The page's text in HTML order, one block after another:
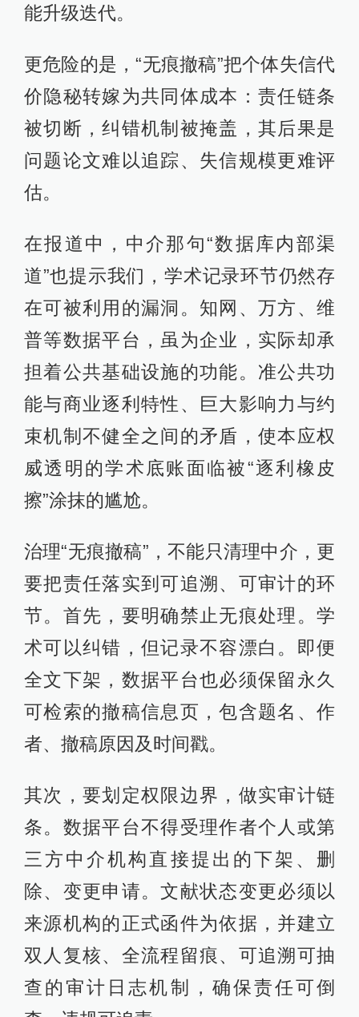
能升级迭代。
更危险的是，“无痕撤稿”把个体失信代
价隐秘转嫁为共同体成本：责任链条
被切断，纠错机制被掩盖，其后果是
问题论文难以追踪、失信规模更难评
估。
在报道中，中介那句“数据库内部渠
道”也提示我们，学术记录环节仍然存
在可被利用的漏洞。知网、万方、维
普等数据平台，虽为企业，实际却承
担着公共基础设施的功能。准公共功
能与商业逐利特性、巨大影响力与约
束机制不健全之间的矛盾，使本应权
威透明的学术底账面临被“逐利橡皮
擦”涂抹的尴尬。
治理“无痕撤稿”，不能只清理中介，更
要把责任落实到可追溯、可审计的环
节。首先，要明确禁止无痕处理。学
术可以纠错，但记录不容漂白。即便
全文下架，数据平台也必须保留永久
可检索的撤稿信息页，包含题名、作
者、撤稿原因及时间戳。
其次，要划定权限边界，做实审计链
条。数据平台不得受理作者个人或第
三方中介机构直接提出的下架、删
除、变更申请。文献状态变更必须以
来源机构的正式函件为依据，并建立
双人复核、全流程留痕、可追溯可抽
查的审计日志机制，确保责任可倒